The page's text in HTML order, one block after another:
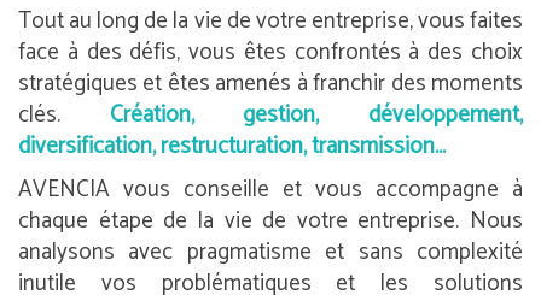
Tout au long de la vie de votre entreprise, vous faites
face à des défis, vous êtes confrontés à des choix
stratégiques et êtes amenés à franchir des moments
clés. Création, gestion, développement,
diversification, restructuration, transmission…
AVENCIA vous conseille et vous accompagne à
chaque étape de la vie de votre entreprise. Nous
analysons avec pragmatisme et sans complexité
inutile vos problématiques et les solutions